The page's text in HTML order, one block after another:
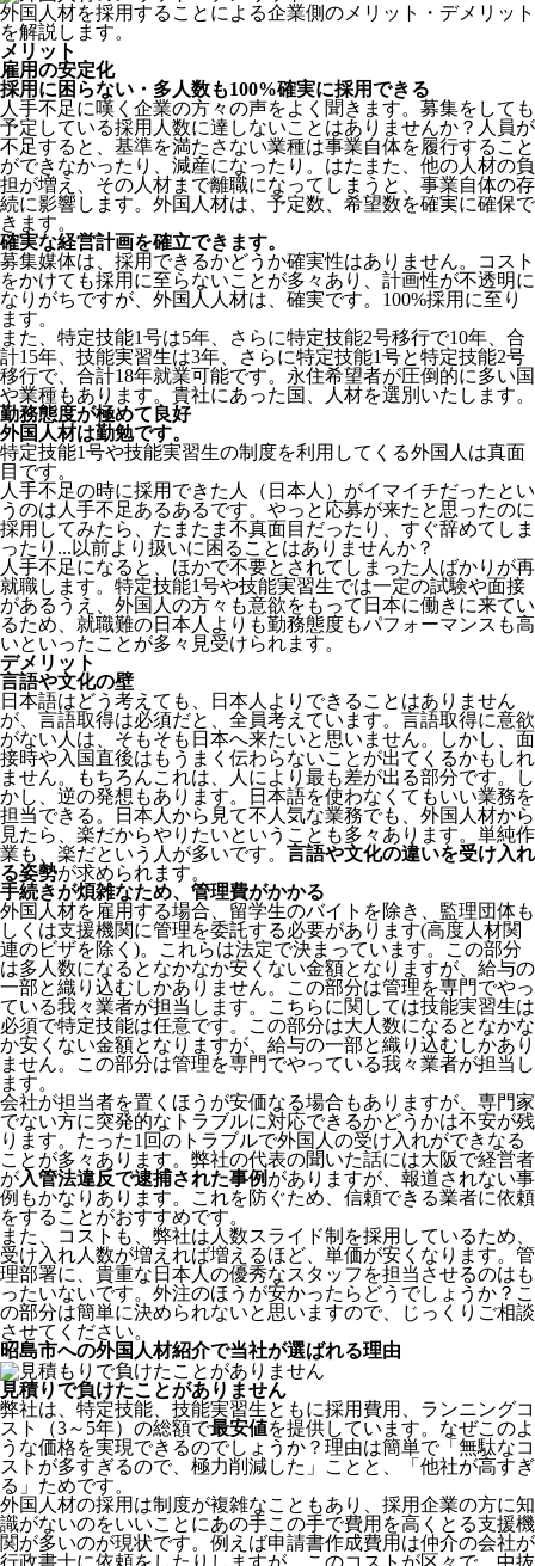
外国人材を採用することによる企業側のメリット・デメリット
を解説します。
メリット
雇用の安定化
採用に困らない・多人数も100%確実に採用できる
人手不足に嘆く企業の方々の声をよく聞きます。募集をしても
予定している採用人数に達しないことはありませんか？人員が
不足すると、基準を満たさない業種は事業自体を履行すること
ができなかったり、減産になったり。はたまた、他の人材の負
担が増え、その人材まで離職になってしまうと、事業自体の存
続に影響します。 外国人材は、予定数、希望数を確実に確保で
きます。
確実な経営計画を確立できます。
募集媒体は、採用できるかどうか確実性はありません。コスト
をかけても採用に至らないことが多々あり、計画性が不透明に
なりがちですが、外国人人材は、確実です。100%採用に至り
ます。
また、特定技能1号は5年、さらに特定技能2号移行で10年、合
計15年、技能実習生は3年、さらに特定技能1号と特定技能2号
移行で、合計18年就業可能です。永住希望者が圧倒的に多い国
や業種もあります。貴社にあった国、人材を選別いたします。
勤務態度が極めて良好
外国人材は勤勉です。
特定技能1号や技能実習生の制度を利用してくる外国人は真面
目 です。
人手不足の時に採用できた人（日本人）がイマイチだったとい
うのは人手不足あるあるです。やっと応募が来たと思ったのに
採用してみたら、たまたま不真面目だったり、すぐ辞めてしま
ったり...以前より扱いに困ることはありませんか？
人手不足になると、ほかで不要とされてしまった人ばかりが再
就職します。特定技能1号や技能実習生では一定の試験や面接
があるうえ、外国人の方々も意欲をもって日本に働きに来てい
るため、就職難の日本人よりも勤務態度もパフォーマンスも高
いといったことが多々見受けられます。
デメリット
言語や文化の壁
日本語はどう考えても、日本人よりできることはありません
が、言語取得は必須だと、全員考えています。言語取得に意欲
がない人は、そもそも日本へ来たいと思いません。しかし、面
接時や入国直後はもうまく伝わらないことが出てくるかもしれ
ません。
もちろんこれは、人により最も差が出る部分です。し
かし、逆の発想もあります。日本語を使わなくてもいい業務を
担当できる。日本人から見て不人気な業務でも、外国人材から
見たら、楽だからやりたいということも多々あります。単純作
業も、楽だという人が多いです。 言語や文化の違いを受け入れ
る姿勢が求められます。
手続きが煩雑なため、管理費がかかる
外国人材を雇用する場合、留学生のバイトを除き、 監理団体も
しくは支援機関に管理を委託する必要があります(高度人材関
連のビザを除く)。これらは法定で決まっています。この部分
は多人数になるとなかなか安くない金額となりますが、給与の
一部と織り込むしかありません。この部分は管理を専門でやっ
ている我々業者が担当します。こちらに関しては技能実習生は
必須で特定技能は任意です。この部分は大人数になるとなかな
か安くない金額となりますが、給与の一部と織り込むしかあり
ません。この部分は管理を専門でやっている我々業者が担当し
ます。
会社が担当者を置くほうが安価なる場合もありますが、専門家
でない方に突発的なトラブルに対応できるかどうかは不安が残
ります。たった1回のトラブルで外国人の受け入れができなる
ことが多々あります。弊社の代表の聞いた話には大阪で経営者
が入管法違反で逮捕された事例 がありますが、報道されない事
例もかなりあります。これを防ぐため、信頼できる業者に依頼
をすることがおすすめです。
また、コストも、弊社は人数スライド制を採用しているため、
受け入れ人数が増えれば増えるほど、単価が安くなります。管
理部署に、貴重な日本人の優秀なスタッフを担当させるのはも
ったいないです。外注のほうが安かったらどうでしょうか？こ
の部分は簡単に決められないと思いますので、じっくりご相談
させてください。
昭島市への外国人材紹介で当社が選ばれる理由
見積りで負けたことがありません
弊社は、特定技能、技能実習生ともに採用費用、ランニングコ
スト（3～5年）の総額で最安値を提供しています。なぜこのよ
うな価格を実現できるのでしょうか？理由は簡単で「無駄なコ
ストが多すぎるので、極力削減した」ことと、
「他社が高すぎ
る」 ためです。
外国人材の採用は制度が複雑なこともあり、採用企業の方に知
識がないのをいいことにあの手この手で費用を高くとる支援機
関が多いのが現状です。例えば申請書作成費用は仲介の会社が